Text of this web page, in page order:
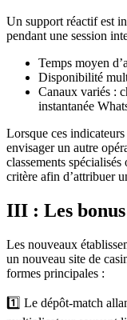
Un support réactif est
pendant une session
Temps moyen
Disponibilité
Canaux variés :
instantanée
Lorsque ces
envisager un autre
classements
critère afin d’attribuer
III : Les
Les nouveaux
un nouveau site de
formes principales :
1️⃣ Le dépôt‑match